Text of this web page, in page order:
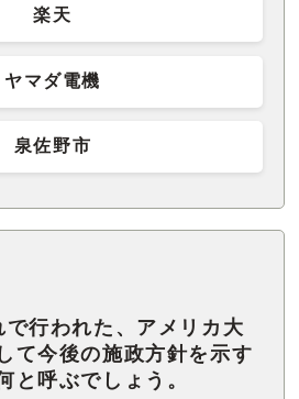
楽天
ヤマダ電機
泉佐野市
行われた、アメリカ大
て今後の施政方針を示す
と呼ぶでしょう。